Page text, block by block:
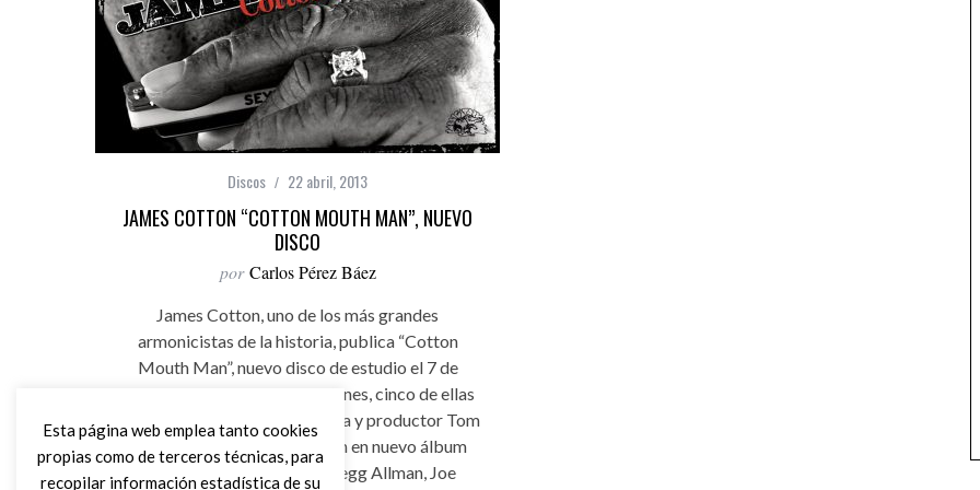
Discos 22 abril, 2013
JAMES COTTON “COTTON MOUTH MAN”, NUEVO
DISCO
por Carlos Pérez Báez
James Cotton, uno de los más grandes
armonicistas de la historia, publica “Cotton
Mouth Man”, nuevo disco de estudio el 7 de
mayo con trece nuevas canciones, cinco de ellas
co-escritas con el percusionísta y productor Tom
Hambridge, y en el colaboran en nuevo álbum
grandes nombres como Gregg Allman, Joe
Esta página web emplea tanto cookies
propias como de terceros técnicas, para
recopilar información estadística de su